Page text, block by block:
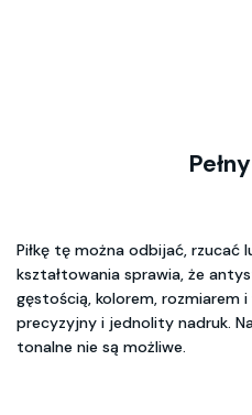
Piłkę tę można odbijać, rzucać
kształtowania sprawia, że
gęstością, kolorem, rozmiarem
precyzyjny i jednolity nadruk.
tonalne nie są możliwe.